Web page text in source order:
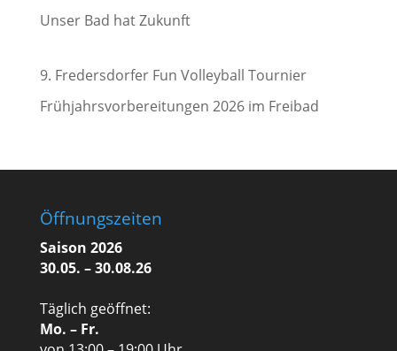
Unser Bad hat Zukunft
9. Fredersdorfer Fun Volleyball Tournier
Frühjahrsvorbereitungen 2026 im Freibad
Öffnungszeiten
Saison 2026
30.05. – 30.08.26
Täglich geöffnet:
Mo. – Fr.